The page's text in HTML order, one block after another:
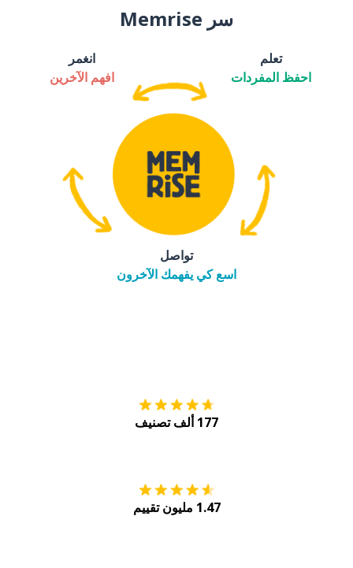
سر Memrise
تعلم
احفظ المفردات
انغمر
افهم الآخرين
تواصل
اسع كي يفهمك الآخرون
177 ألف تصنيف
1.47 مليون تقييم